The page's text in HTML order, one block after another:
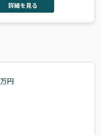
詳細を見る
万円